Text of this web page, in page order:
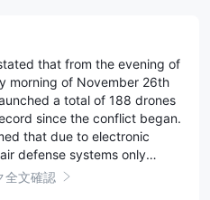
that from the evening of
morning of November 26th
a total of 188 drones
since the conflict began.
that due to electronic
defense systems only
of them. The governor of
stated that from the
to the early morning
time, Russian forces
at Ukraine, setting
began. The
that due to electronic
air defense systems
全文確認